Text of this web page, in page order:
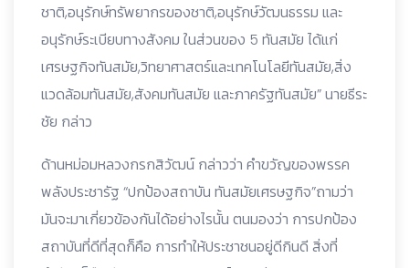
ชาติ,อนุรักษ์ทรัพยากรของชาติ,อนุรักษ์วัฒนธรรม และ
อนุรักษ์ระเบียบทางสังคม ในส่วนของ 5 ทันสมัย ได้แก่
เศรษฐกิจทันสมัย,วิทยาศาสตร์และเทคโนโลยีทันสมัย,สิ่ง
แวดล้อมทันสมัย,สังคมทันสมัย และภาครัฐทันสมัย” นายธีระ
ชัย กล่าว
ด้านหม่อมหลวงกรกสิวัฒน์ กล่าวว่า คำขวัญของพรรค
พลังประชารัฐ “ปกป้องสถาบัน ทันสมัยเศรษฐกิจ”ถามว่า
มันจะมาเกี่ยวข้องกันได้อย่างไรนั้น ตนมองว่า การปกป้อง
สถาบันที่ดีที่สุดก็คือ การทำให้ประชาชนอยู่ดีกินดี สิ่งที่